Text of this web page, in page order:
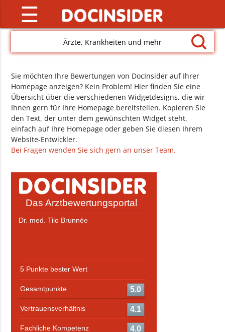
☰
Ärzte, Krankheiten und mehr
Sie möchten Ihre Bewertungen von DocInsider auf Ihrer
Homepage anzeigen? Kein Problem! Hier finden Sie eine
Übersicht über die verschiedenen Widgetdesigns, die wir
Ihnen gern für Ihre Homepage bereitstellen. Kopieren Sie
den Text, der unter dem gewünschten Widget steht,
einfach auf Ihre Homepage oder geben Sie diesen Ihrem
Website-Entwickler.
Bei Fragen wenden Sie sich gern an unser Team.